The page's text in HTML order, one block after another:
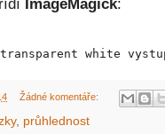
ImageMagick:
white
Žádné komentáře:
, průhlednost